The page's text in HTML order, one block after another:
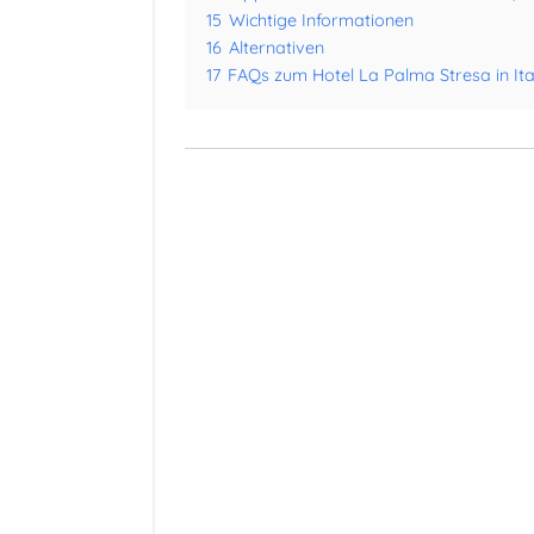
15 Wichtige Informationen
16 Alternativen
17 FAQs zum Hotel La Palma Stresa in